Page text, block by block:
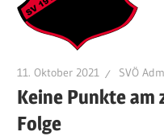
11. Oktober 2021 SVÖ
Keine Punkte am
Folge